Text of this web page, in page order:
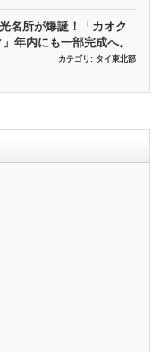
名所が爆誕！「カオク
年内にも一部完成へ。
カテゴリ: タイ東北部